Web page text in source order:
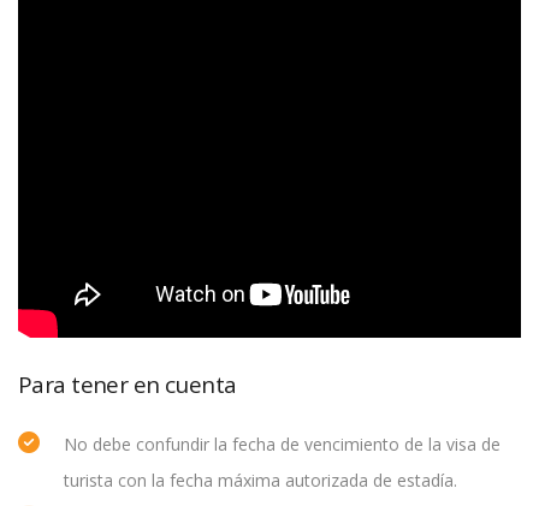
Para tener en cuenta
No debe confundir la fecha de vencimiento de la visa de
turista con la fecha máxima autorizada de estadía.